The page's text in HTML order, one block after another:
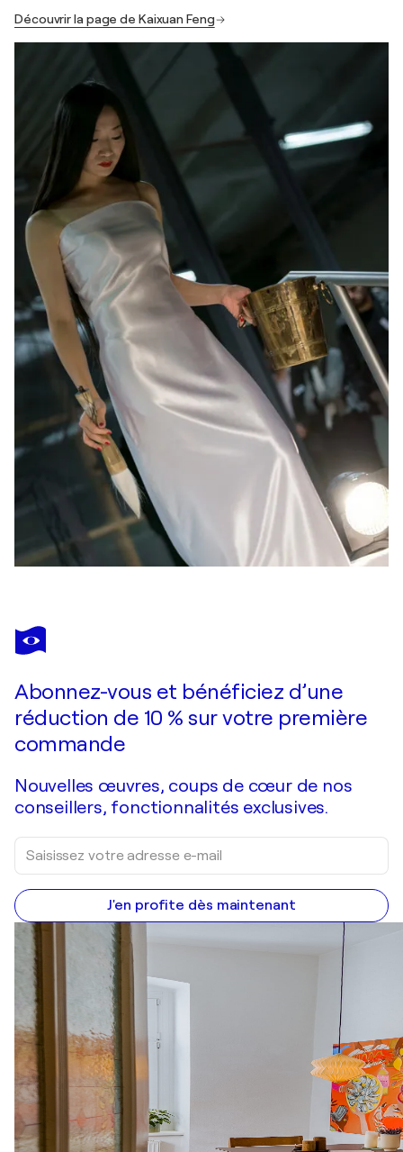
Découvrir la page de Kaixuan Feng
Abonnez-vous et bénéficiez d’une
réduction de 10 % sur votre première
commande
Nouvelles œuvres, coups de cœur de nos
conseillers, fonctionnalités exclusives.
J'en profite dès maintenant